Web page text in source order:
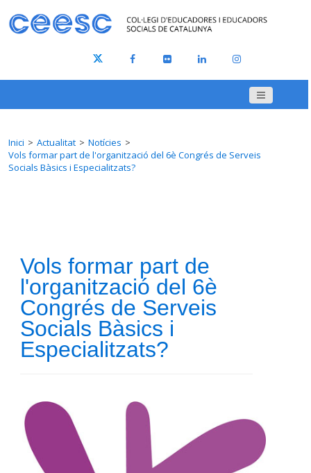
Inici Actualitat
Notícies
Vols formar part de l'organització del 6è Congrés de Serveis
Socials Bàsics i Especialitzats?
Vols formar part de
l'organització del 6è
Congrés de Serveis
Socials Bàsics i
Especialitzats?